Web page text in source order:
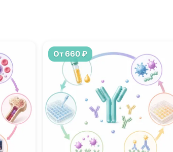
кровотечений при повреждении
Исследование гемостаза
От 660 ₽